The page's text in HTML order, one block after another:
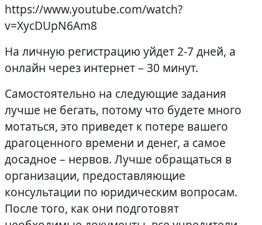
https://www.youtube.com/watch?
v=XycDUpN6Am8
На личную регистрацию уйдет 2-7 дней, а
онлайн через интернет – 30 минут.
Самостоятельно на следующие задания
лучше не бегать, потому что будете много
мотаться, это приведет к потере вашего
драгоценного времени и денег, а самое
досадное – нервов. Лучше обращаться в
организации, предоставляющие
консультации по юридическим вопросам.
После того, как они подготовят